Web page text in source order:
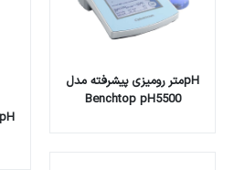
pHمتر رومیزی پیشرفته مدل
Benchtop pH5500